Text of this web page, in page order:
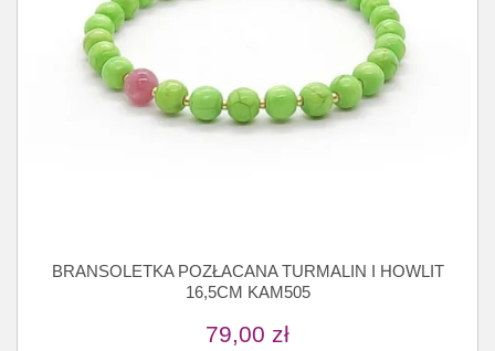
BRANSOLETKA POZŁACANA TURMALIN I HOWLIT
16,5CM KAM505
79,00 zł